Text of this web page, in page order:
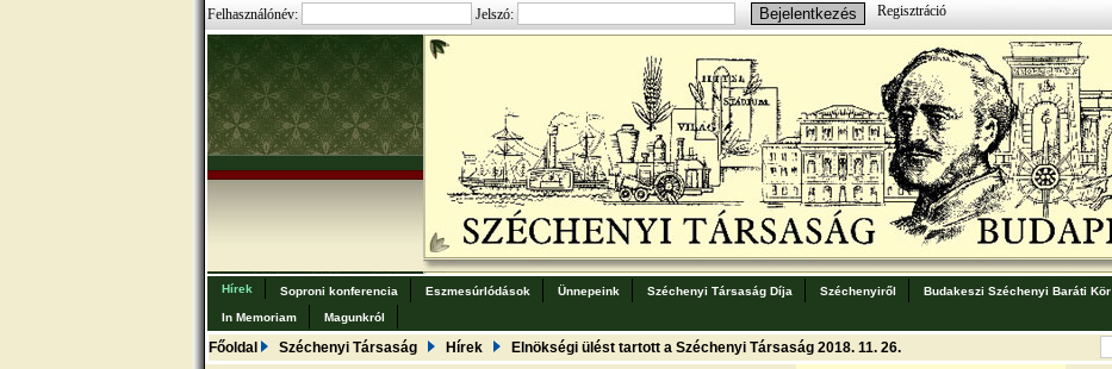
Felhasználónév: Jelszó: Regisztráció
Hírek Soproni konferencia Eszmesúrlódások Ünnepeink Széchenyi Társaság Díja Széchenyiről Budakeszi Széchenyi Baráti Kör
In Memoriam
Magunkról
Főoldal Széchenyi Társaság Hírek Elnökségi ülést tartott a Széchenyi Társaság 2018. 11. 26.